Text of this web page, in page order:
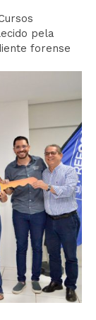
pela
forense